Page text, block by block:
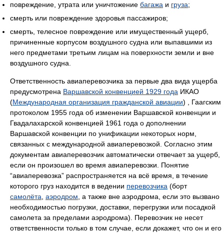
повреждение, утрата или уничтожение багажа и груза;
смерть или повреждение здоровья пассажиров;
смерть, телесное повреждение или имущественный ущерб,
причиненные корпусом воздушного судна или выпавшими из
него предметами третьим лицам на поверхности земли и вне
воздушного судна.
Ответственность авиаперевозчика за первые два вида ущерба
предусмотрена Варшавской конвенцией 1929 года ИКАО
(Международная организация гражданской авиации) , Гаагским
протоколом 1955 года об изменении Варшавской конвенции и
Гвадалахарской конвенцией 1961 года о дополнении
Варшавской конвенции по унификации некоторых норм,
связанных с международной авиаперевозкой. Согласно этим
документам авиаперевозчик автоматически отвечает за ущерб,
если он произошел во время авиаперевозки. Понятие
“авиаперевозка” распространяется на всё время, в течение
которого груз находится в ведении перевозчика (борт
самолёта, аэродром, а также вне аэродрома, если это вызвано
необходимостью погрузки, доставки, перегрузки или посадкой
самолета за пределами аэродрома). Перевозчик не несет
ответственности только в том случае, если докажет, что он и его